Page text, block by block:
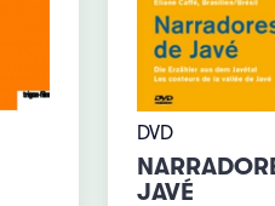
DVD
JAVÉ